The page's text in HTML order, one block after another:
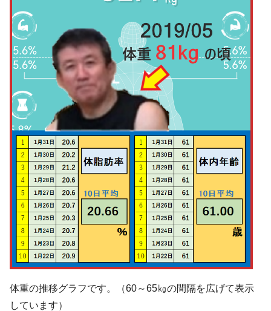
体重の推移グラフです。（60～65㎏の間隔を広げて表示
しています）